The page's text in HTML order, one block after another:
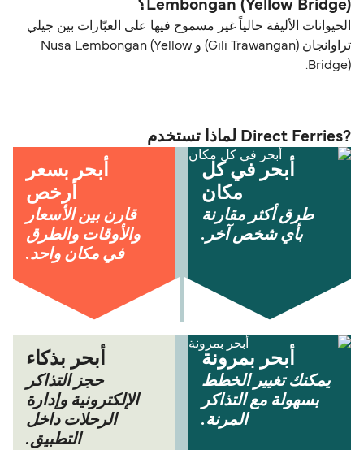
Lembongan (Yellow Bridge)؟
الحيوانات الأليفة حالياً غير مسموح فيها على العبّارات بين جيلي
تراوانجان (Gili Trawangan) و Nusa Lembongan (Yellow
Bridge).
?Direct Ferries لماذا تستخدم
أبحر في كل
مكان
طرق أكثر مقارنة
بأي شخص آخر.
أبحر بسعر
أرخص
قارن بين الأسعار
والأوقات والطرق
في مكان واحد.
أبحر بمرونة
يمكنك تغيير الخطط
بسهولة مع التذاكر
المرنة.
أبحر بذكاء
حجز التذاكر
الإلكترونية وإدارة
الرحلات داخل
التطبيق.